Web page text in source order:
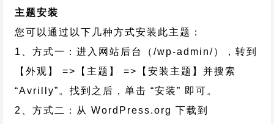
主题安装
您可以通过以下几种方式安装此主题：
1、方式一：进入网站后台（/wp-admin/），转到
【外观】 =>【主题】 =>【安装主题】并搜索
“Avrilly”。找到之后，单击 “安装” 即可。
2、方式二：从 WordPress.org 下载到